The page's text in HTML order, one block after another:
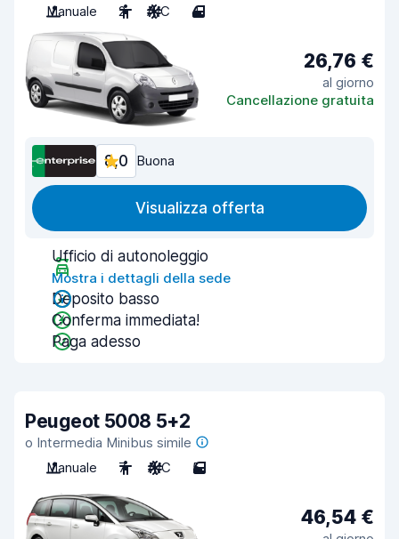
Manuale 2 A/C 4
26,76 €
al giorno
Cancellazione gratuita
8,0 Buona
Visualizza offerta
Ufficio di autonoleggio
Mostra i dettagli della sede
Deposito basso
Conferma immediata!
Paga adesso
Peugeot 5008 5+2
o Intermedia Minibus simile
Manuale
7 A/C 5
46,54 €